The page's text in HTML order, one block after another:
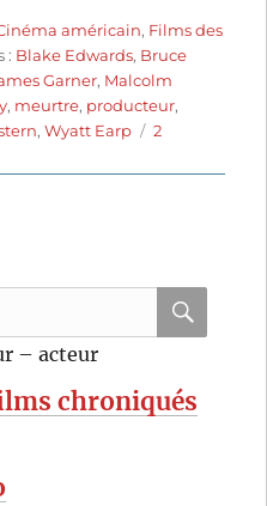
américain, Films des
: Blake Edwards, Bruce
Garner, Malcolm
, meurtre, producteur,
,Wyatt Earp
2
– acteur
chroniqués